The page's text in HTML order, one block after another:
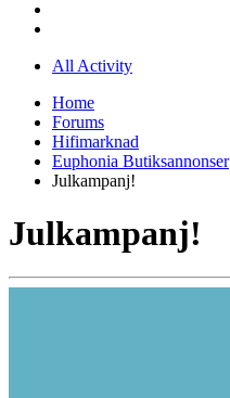
All Activity
Home
Forums
Hifimarknad
Euphonia Butiksannonser
Julkampanj!
Julkampanj!